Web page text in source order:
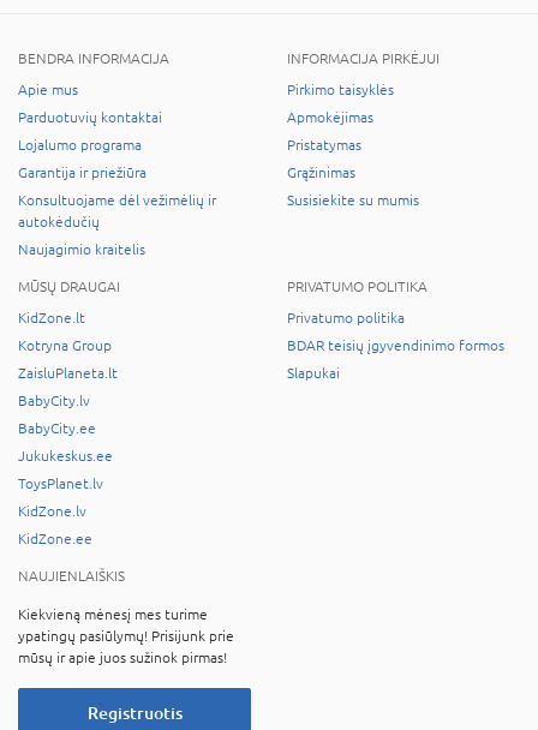
BENDRA INFORMACIJA
Apie mus
Parduotuvių kontaktai
Lojalumo programa
Garantija ir priežiūra
Konsultuojame dėl vežimėlių ir
autokėdučių
Naujagimio kraitelis
INFORMACIJA PIRKĖJUI
Pirkimo taisyklės
Apmokėjimas
Pristatymas
Grąžinimas
Susisiekite su mumis
MŪSŲ DRAUGAI
KidZone.lt
Kotryna Group
ZaisluPlaneta.lt
BabyCity.lv
BabyCity.ee
Jukukeskus.ee
ToysPlanet.lv
KidZone.lv
KidZone.ee
PRIVATUMO POLITIKA
Privatumo politika
BDAR teisių įgyvendinimo formos
Slapukai
NAUJIENLAIŠKIS
Kiekvieną mėnesį mes turime
ypatingų pasiūlymų! Prisijunk prie
mūsų ir apie juos sužinok pirmas!
Registruotis